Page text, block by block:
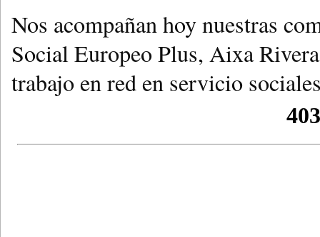
Nos acompañan hoy nuestras
Social Europeo Plus, Aixa
trabajo en red en servicio